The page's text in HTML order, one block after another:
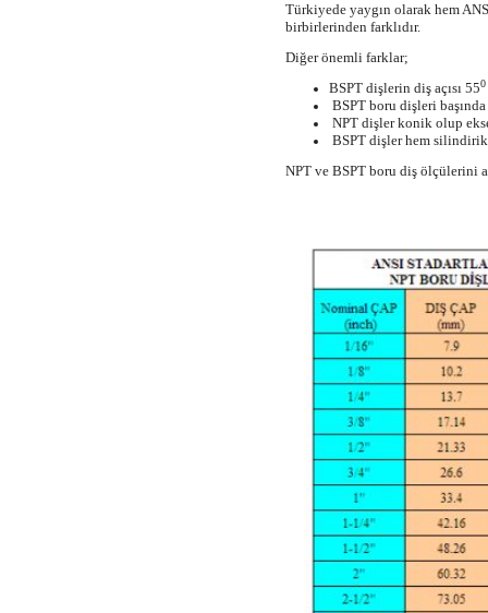
Türkiyede yaygın olarak hem
birbirlerinden farklıdır.
Diğer önemli farklar;
BSPT dişlerin diş açısı 550
BSPT boru dişleri
NPT dişler konik olup
BSPT dişler hem
NPT ve BSPT boru diş ölçülerini